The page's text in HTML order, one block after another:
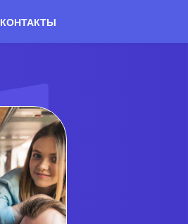
КОНТАКТЫ